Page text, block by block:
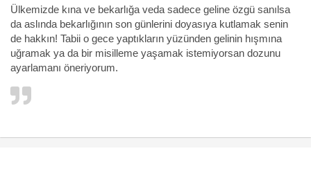
Ülkemizde kına ve bekarlığa veda sadece geline özgü sanılsa
da aslında bekarlığının son günlerini doyasıya kutlamak senin
de hakkın! Tabii o gece yaptıkların yüzünden gelinin hışmına
uğramak ya da bir misilleme yaşamak istemiyorsan dozunu
ayarlamanı öneriyorum.